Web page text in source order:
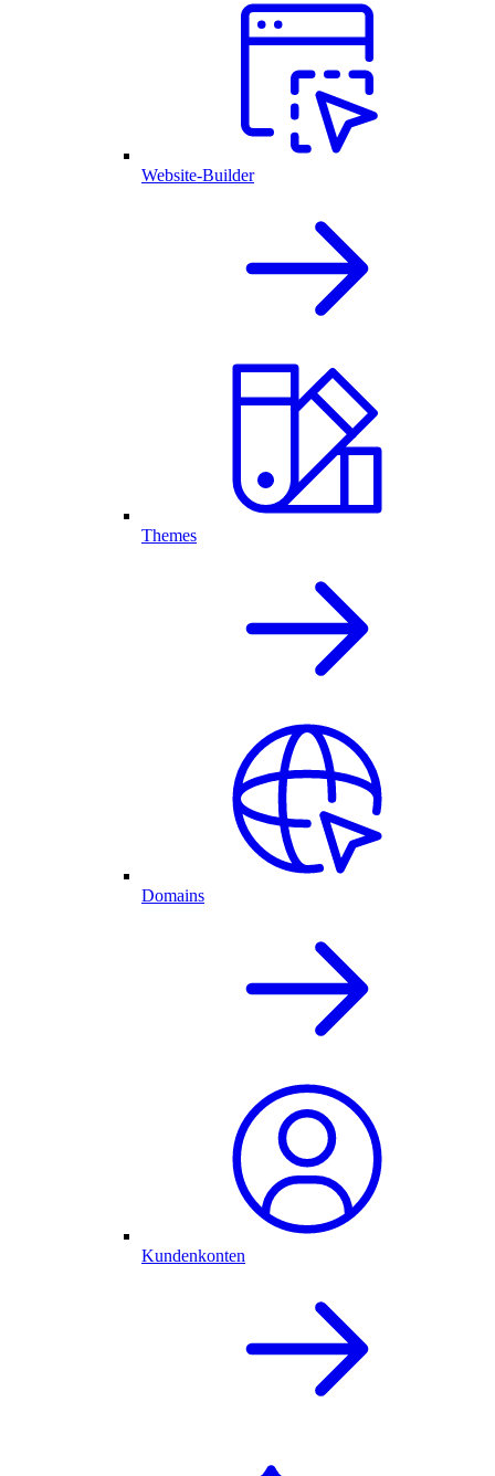
Website-Builder
Themes
Domains
Kundenkonten